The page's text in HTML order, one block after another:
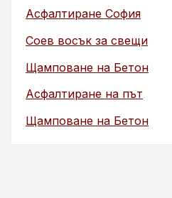
Асфалтиране София
Соев восък за свещи
Щамповане на Бетон
Асфалтиране на път
Щамповане на Бетон